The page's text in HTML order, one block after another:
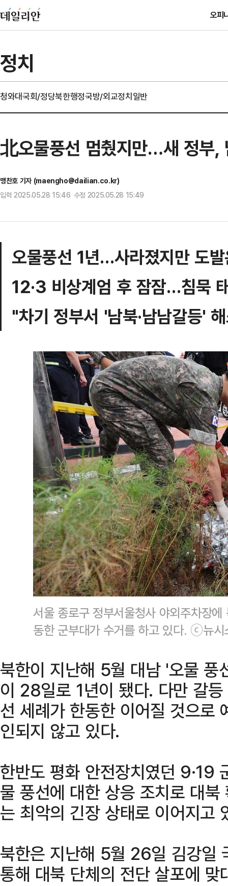
오피
정치
청와대국회/정당북한행정국방/외교정치일반
北오물풍선 멈췄지만…새 정부,
맹찬호 기자 (maengho@dailian.co.kr)
입력 2025.05.28 15:46 수정 2025.05.28 15:49
오물풍선 1년…사라졌지만 도
12·3 비상계엄 후 잠잠…침묵
"차기 정부서 '남북·남남갈등'
서울 종로구 정부서울청사 야외주차장
동한 군부대가 수거를 하고 있다. ⓒ뉴시
북한이 지난해 5월 대남 '오물 풍
이 28일로 1년이 됐다. 다만 갈
선 세례가 한동한 이어질 것으로
인되지 않고 있다.
한반도 평화 안전장치였던 9·19
물 풍선에 대한 상응 조치로 대
는 최악의 긴장 상태로 이어지고
북한은 지난해 5월 26일 김강일
통해 대북 단체의 전단 살포에 맞